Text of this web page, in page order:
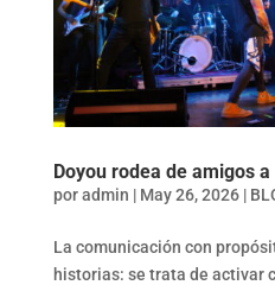
Doyou rodea de amigos
poradmin | May 26, 2026|
La comunicación con
historias: se trata de activar